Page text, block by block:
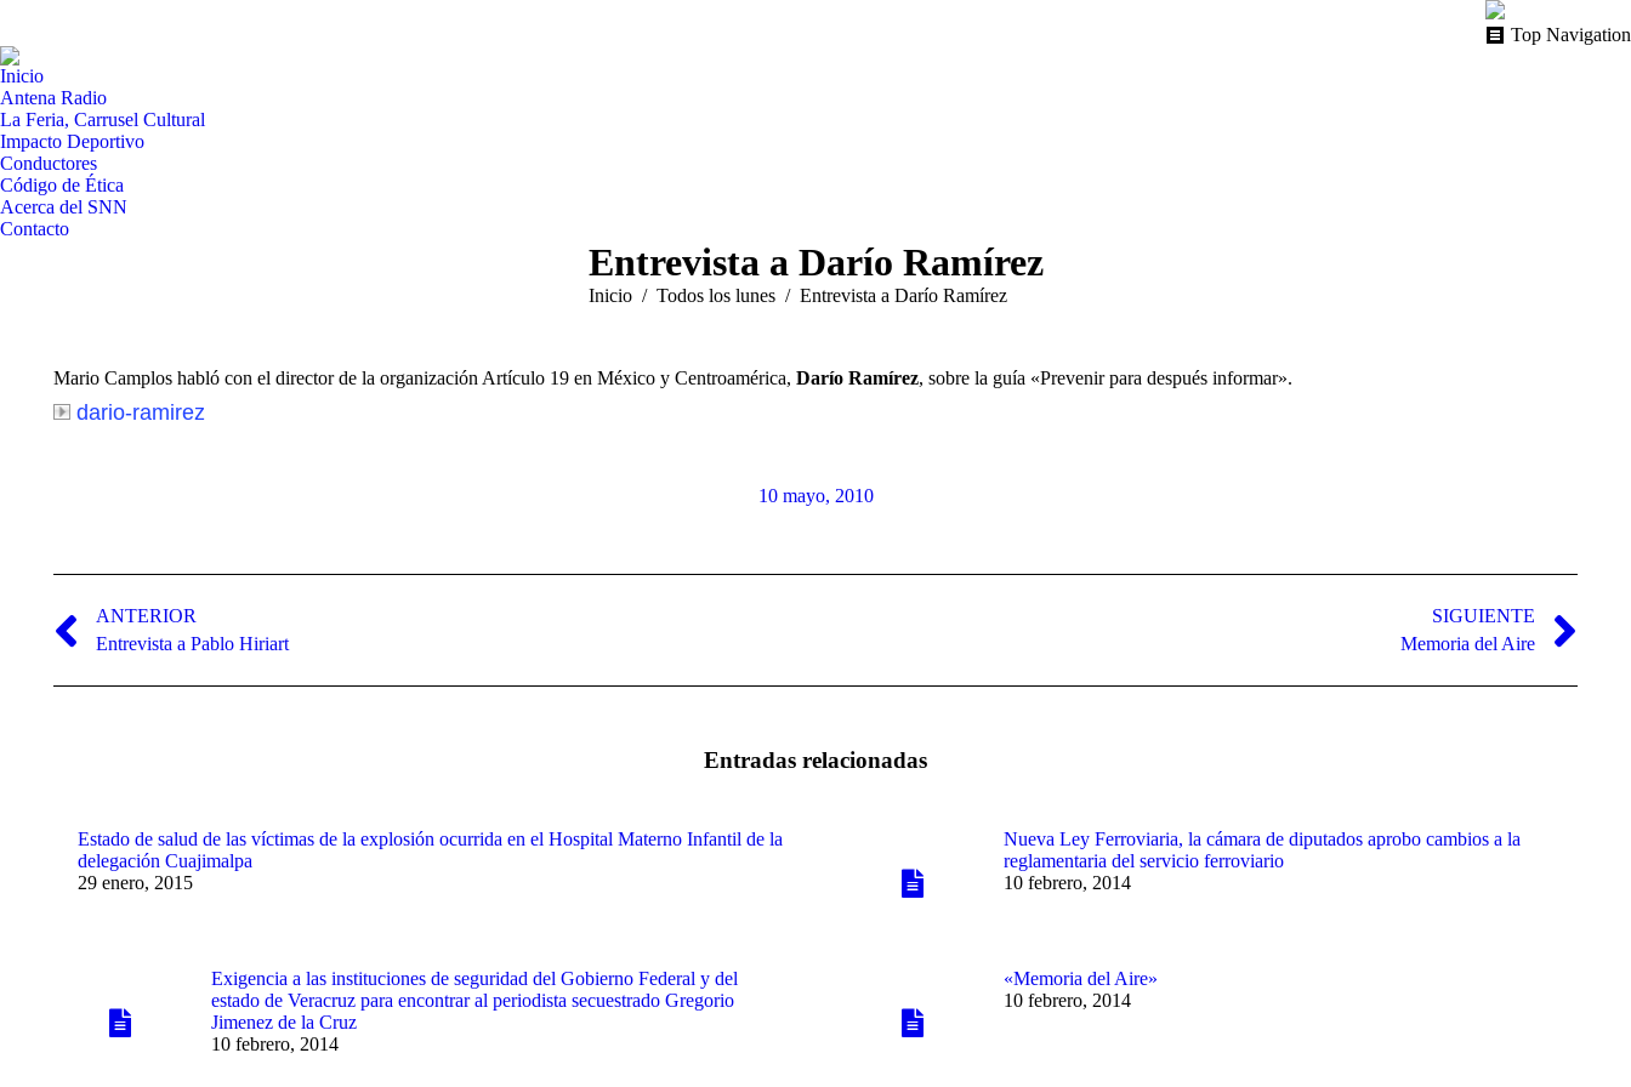
Top Navigation
Inicio
Antena Radio
La Feria, Carrusel Cultural
Impacto Deportivo
Conductores
Código de Ética
Acerca del SNN
Contacto
Entrevista a Darío Ramírez
Estás aquí:
Inicio Todos los lunes Entrevista a Darío Ramírez
Mario Camplos habló con el director de la organización Artículo 19 en México y Centroamérica, Darío Ramírez, sobre la guía «Prevenir para después informar».
dario-ramirez
10 mayo, 2010
entre
publicaciones
ANTERIOR
Publicación
Entrevista a Pablo Hiriart
SIGUIENTE
Memoria del Aire
Entradas relacionadas
Estado de salud de las víctimas de la explosión ocurrida en el Hospital Materno Infantil de la
delegación Cuajimalpa
29 enero, 2015
Nueva Ley Ferroviaria, la cámara de diputados aprobo cambios a la
reglamentaria del servicio ferroviario
10 febrero, 2014
Exigencia a las instituciones de seguridad del Gobierno Federal y del
estado de Veracruz para encontrar al periodista secuestrado Gregorio
Jimenez de la Cruz
10 febrero, 2014
«Memoria del Aire»
10 febrero, 2014